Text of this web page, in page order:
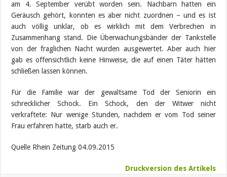
am 4. September verübt worden sein. Nachbarn hatten ein
Geräusch gehört, konnten es aber nicht zuordnen – und es ist
auch völlig unklar, ob es wirklich mit dem Verbrechen in
Zusammenhang stand. Die Überwachungsbänder der Tankstelle
von der fraglichen Nacht wurden ausgewertet. Aber auch hier
gab es offensichtlich keine Hinweise, die auf einen Täter hätten
schließen lassen können.
Für die Familie war der gewaltsame Tod der Seniorin ein
schrecklicher Schock. Ein Schock, den der Witwer nicht
verkraftete: Nur wenige Stunden, nachdem er vom Tod seiner
Frau erfahren hatte, starb auch er.
Quelle Rhein Zeitung 04.09.2015
Druckversion des Artikels